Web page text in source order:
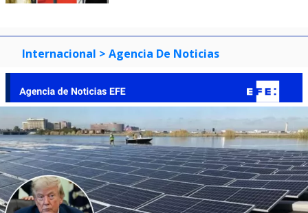
Internacional > Agencia De Noticias